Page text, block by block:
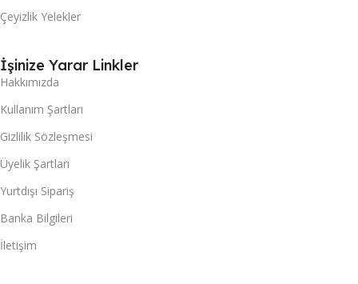
Çeyizlik Yelekler
İşinize Yarar Linkler
Hakkımızda
Kullanım Şartları
Gizlilik Sözleşmesi
Üyelik Şartları
Yurtdışı Sipariş
Banka Bilgileri
İletişim